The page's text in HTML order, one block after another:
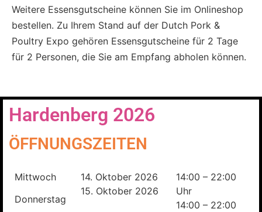
Weitere Essensgutscheine können Sie im Onlineshop
bestellen. Zu Ihrem Stand auf der Dutch Pork &
Poultry Expo gehören Essensgutscheine für 2 Tage
für 2 Personen, die Sie am Empfang abholen können.
Hardenberg 2026
ÖFFNUNGSZEITEN
Mittwoch
Donnerstag
14. Oktober 2026
15. Oktober 2026
14:00 – 22:00
Uhr
14:00 – 22:00